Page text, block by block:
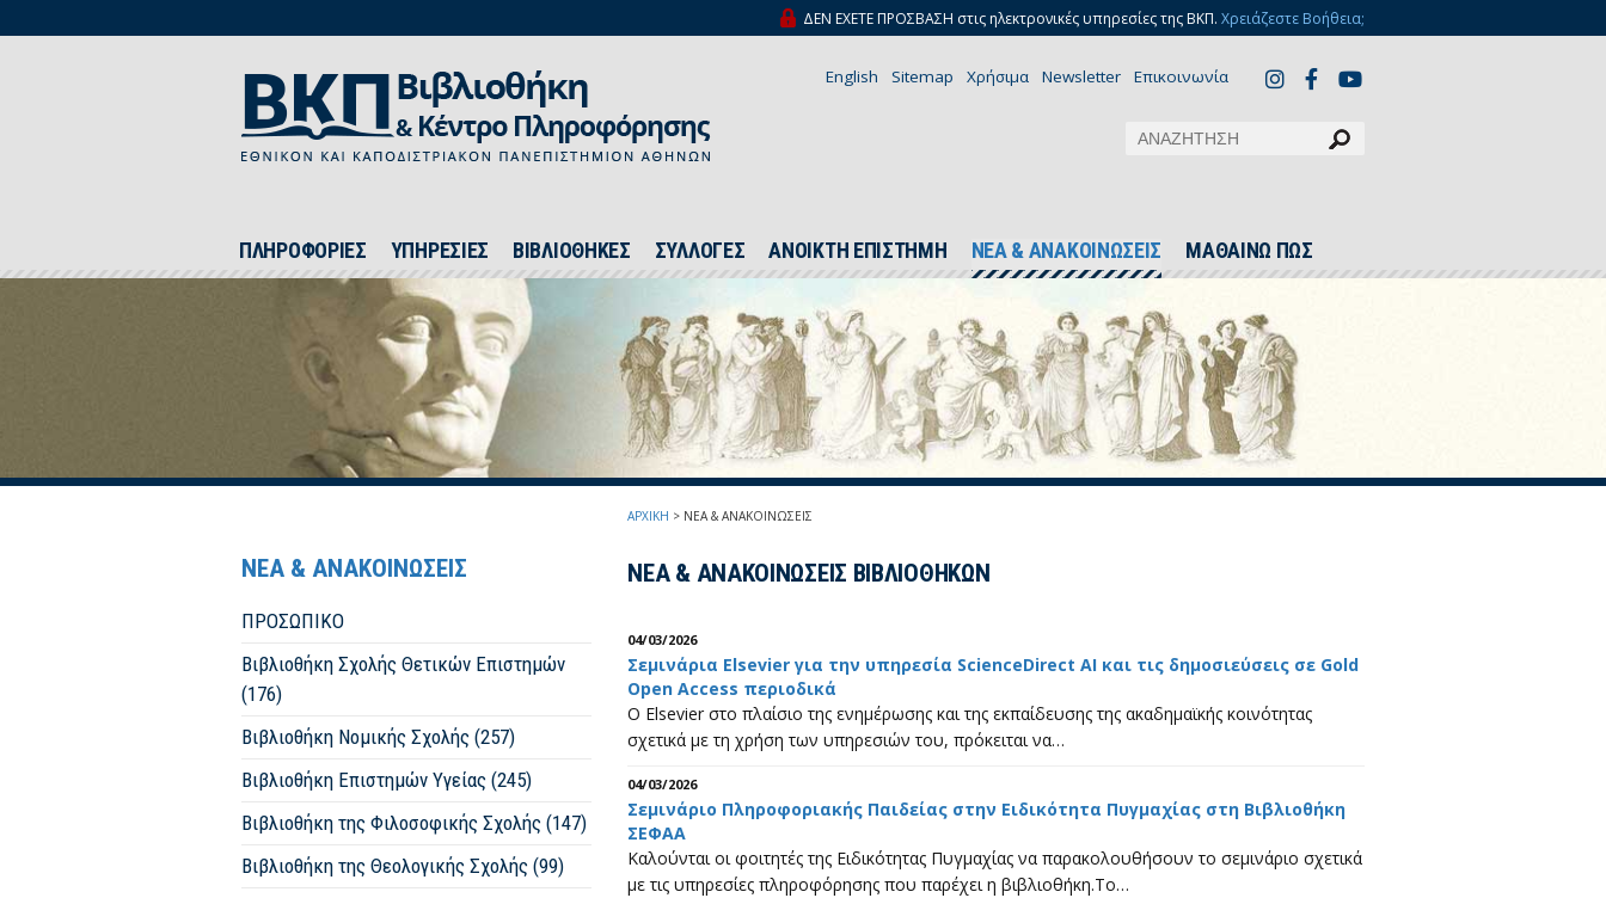
ΔΕΝ ΕΧΕΤΕ ΠΡΟΣΒΑΣΗ στις ηλεκτρονικές υπηρεσίες της ΒΚΠ. Χρειάζεστε Βοήθεια;
English Sitemap Χρήσιμα Newsletter Επικοινωνία
ΠΛΗΡΟΦΟΡΙΕΣ ΥΠΗΡΕΣΙΕΣ ΒΙΒΛΙΟΘΗΚΕΣ ΣΥΛΛΟΓΕΣ ΑΝΟΙΚΤΗ ΕΠΙΣΤΗΜΗ ΝΕΑ & ΑΝΑΚΟΙΝΩΣΕΙΣ ΜΑΘΑΙΝΩ ΠΩΣ
ΝΕΑ & ΑΝΑΚΟΙΝΩΣΕΙΣ
ΠΡΟΣΩΠΙΚΟ
Βιβλιοθήκη Σχολής Θετικών Επιστημών
(176)
Βιβλιοθήκη Νομικής Σχολής (257)
Βιβλιοθήκη Επιστημών Υγείας (245)
Βιβλιοθήκη της Φιλοσοφικής Σχολής (147)
Βιβλιοθήκη της Θεολογικής Σχολής (99)
ΑΡΧΙΚΗ > ΝΕΑ & ΑΝΑΚΟΙΝΩΣΕΙΣ
ΝΕΑ & ΑΝΑΚΟΙΝΩΣΕΙΣ ΒΙΒΛΙΟΘΗΚΩΝ
04/03/2026
Σεμινάρια Elsevier για την υπηρεσία ScienceDirect AI και τις δημοσιεύσεις σε Gold
Open Access περιοδικά
Ο Elsevier στο πλαίσιο της ενημέρωσης και της εκπαίδευσης της ακαδημαϊκής κοινότητας
σχετικά με τη χρήση των υπηρεσιών του, πρόκειται να…
04/03/2026
Σεμινάριο Πληροφοριακής Παιδείας στην Ειδικότητα Πυγμαχίας στη Βιβλιοθήκη
ΣΕΦΑΑ
Καλούνται οι φοιτητές της Ειδικότητας Πυγμαχίας να παρακολουθήσουν το σεμινάριο σχετικά
με τις υπηρεσίες πληροφόρησης που παρέχει η βιβλιοθήκη.Το…